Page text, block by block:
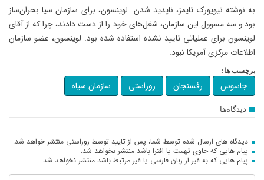
به نوشته نیویورک تایمز، ناپدید شدن لوینسون، برای سازمان سیا بحران‌ساز
بود و سه مسوول این سازمان، شغل‌های خود را از دست دادند، چرا که از آقای
لوینسون برای عملیاتی تایید نشده استفاده شده بود. لوینسون، عضو سازمان
اطلاعات مرکزی آمریکا نبود.
برچسب ها:
جاسوس رفسنجان روراستی سازمان سیاه
دیدگاه‌ها
دیدگاه های ارسال شده توسط شما، پس از تایید توسط روراستی منتشر خواهد شد.
پیام هایی که حاوی تهمت یا افترا باشد منتشر نخواهد شد.
پیام هایی که به غیر از زبان فارسی یا غیر مرتبط باشد منتشر نخواهد شد.